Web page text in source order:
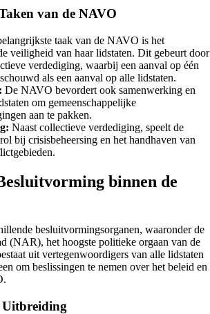
van de NAVO
taak van de NAVO is het
veiligheid van haar lidstaten. Dit gebeurt door
verdediging, waarbij een aanval op één
als een aanval op alle lidstaten.
De NAVO bevordert ook samenwerking en
om gemeenschappelijke
aan te pakken.
Naast collectieve verdediging, speelt de
bij crisisbeheersing en het handhaven van
binnen de
besluitvormingsorganen, waaronder de
(NAR), het hoogste politieke orgaan van de
uit vertegenwoordigers van alle lidstaten
om beslissingen te nemen over het beleid en
Uitbreiding